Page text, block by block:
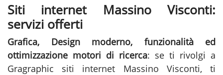
Siti internet Massino Visconti:
servizi offerti
Grafica, Design moderno, funzionalità ed
ottimizzazione motori di ricerca: se ti rivolgi a
Gragraphic siti internet Massino Visconti, ti